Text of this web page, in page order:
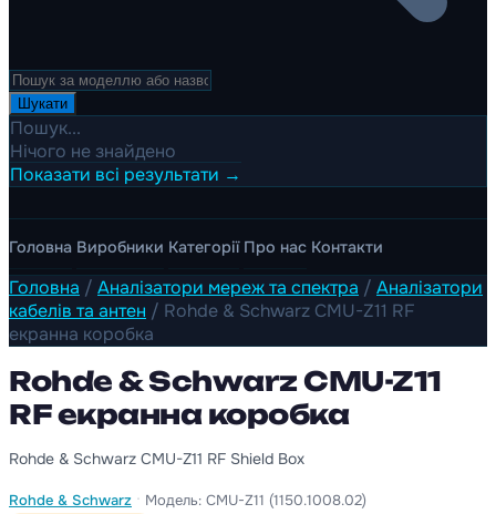
Шукати
Пошук...
Нічого не знайдено
Показати всі результати →
Головна Виробники Категорії Про нас Контакти
Головна / Аналізатори мереж та спектра / Аналізатори
кабелів та антен / Rohde & Schwarz CMU-Z11 RF
екранна коробка
Rohde & Schwarz CMU-Z11
RF екранна коробка
Rohde & Schwarz CMU-Z11 RF Shield Box
Rohde & Schwarz · Модель: CMU-Z11 (1150.1008.02)